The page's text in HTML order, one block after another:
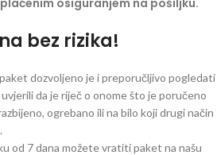
osiguranjem na pošiljku.
bez rizika!
dozvoljeno je i preporučljivo pogledati
da je riječ o onome što je poručeno
ogrebano ili na bilo koji drugi način
od 7 dana možete vratiti paket na našu